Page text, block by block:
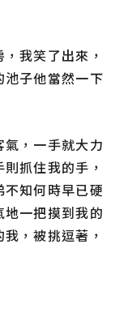
我笑了出來，
子他當然一下
，一手就大力
抓住我的手，
知何時早已硬
一把摸到我的
，被挑逗著，